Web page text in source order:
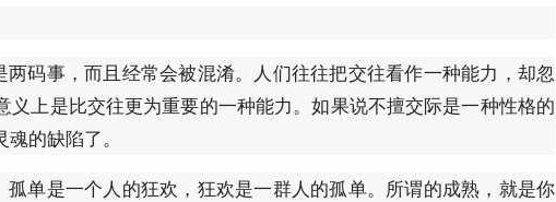
码事，而且经常会被混淆。人们往往把交往看作一种能力，却忽
上是比交往更为重要的一种能力。如果说不擅交际是一种性格的
的缺陷了。
单是一个人的狂欢，狂欢是一群人的孤单。所谓的成熟，就是你